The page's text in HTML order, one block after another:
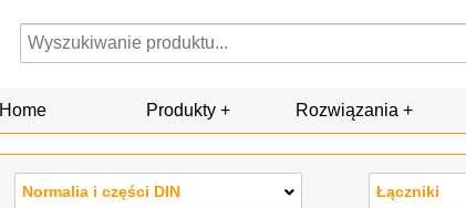
Home Produkty Rozwiązania
Normalia i części DIN Łączniki